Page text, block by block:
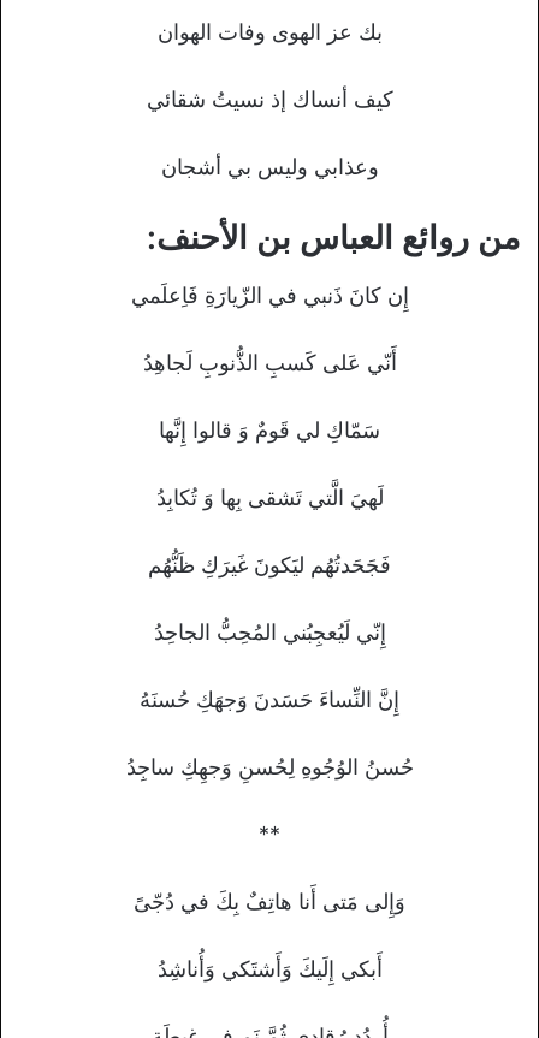
بك عز الهوى وفات الهوان
كيف أنساك إذ نسيتُ شقائي
وعذابي وليس بي أشجان
من روائع العباس بن الأحنف:
إِن كانَ ذَنبي في الزّيارَةِ فَاِعلَمي
أَنّي عَلى كَسبِ الذُّنوبِ لَجاهِدُ
سَمّاكِ لي قَومٌ وَ قالوا إِنَّها
لَهيَ الَّتي تَشقى بِها وَ تُكابِدُ
فَجَحَدتُهُم ليَكونَ غَيرَكِ ظَنُّهُم
إِنّي لَيُعجِبُني المُحِبُّ الجاحِدُ
إِنَّ النِّساءَ حَسَدنَ وَجهَكِ حُسنَهُ
حُسنُ الوُجُوهِ لِحُسنِ وَجهِكِ ساجِدُ
**
وَإِلى مَتى أَنا هاتِفٌ بِكَ في دُجّىً
أَبكي إِلَيكَ وَأَشتَكي وَأُناشِدُ